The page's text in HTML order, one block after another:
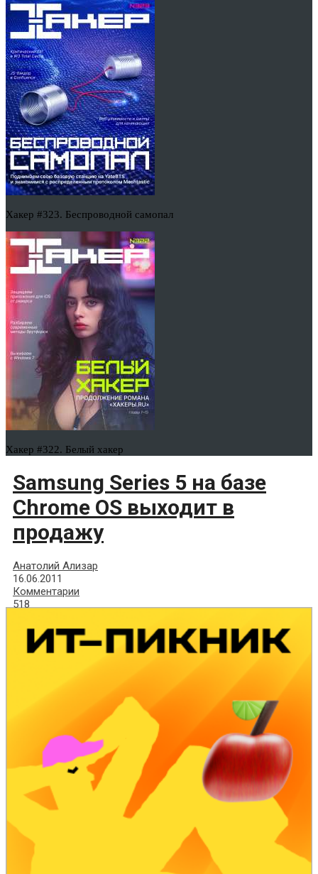
Хакер #323. Беспроводной самопал
Хакер #322. Белый хакер
Samsung Series 5 на базе
Chrome OS выходит в
продажу
Анатолий Ализар
16.06.2011
Комментарии
518